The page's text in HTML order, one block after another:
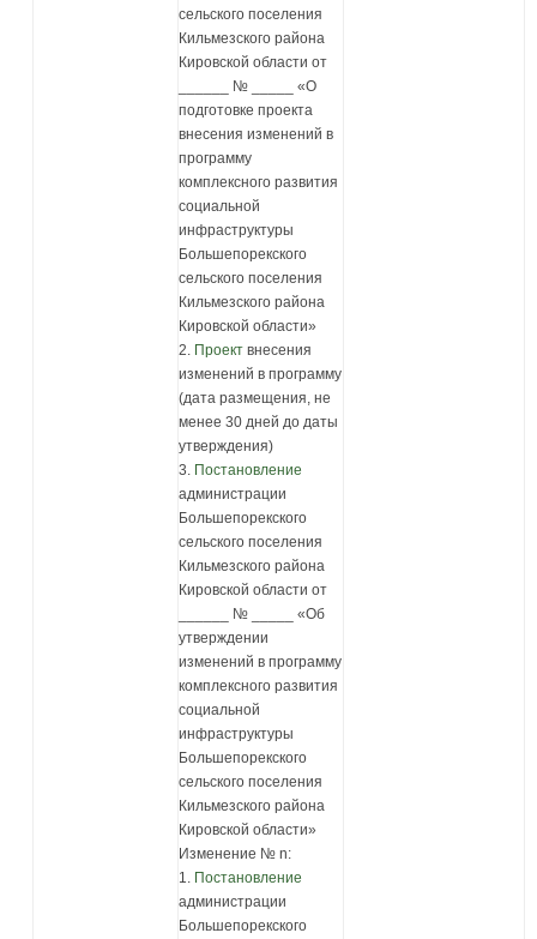
сельского поселения
Кильмезского района
Кировской области от
______ № _____ «О
подготовке проекта
внесения изменений в
программу
комплексного развития
социальной
инфраструктуры
Большепорекского
сельского поселения
Кильмезского района
Кировской области»
2. Проект внесения
изменений в программу
(дата размещения, не
менее 30 дней до даты
утверждения)
3. Постановление
администрации
Большепорекского
сельского поселения
Кильмезского района
Кировской области от
______ № _____ «Об
утверждении
изменений в программу
комплексного развития
социальной
инфраструктуры
Большепорекского
сельского поселения
Кильмезского района
Кировской области»
Изменение № n:
1. Постановление
администрации
Большепорекского